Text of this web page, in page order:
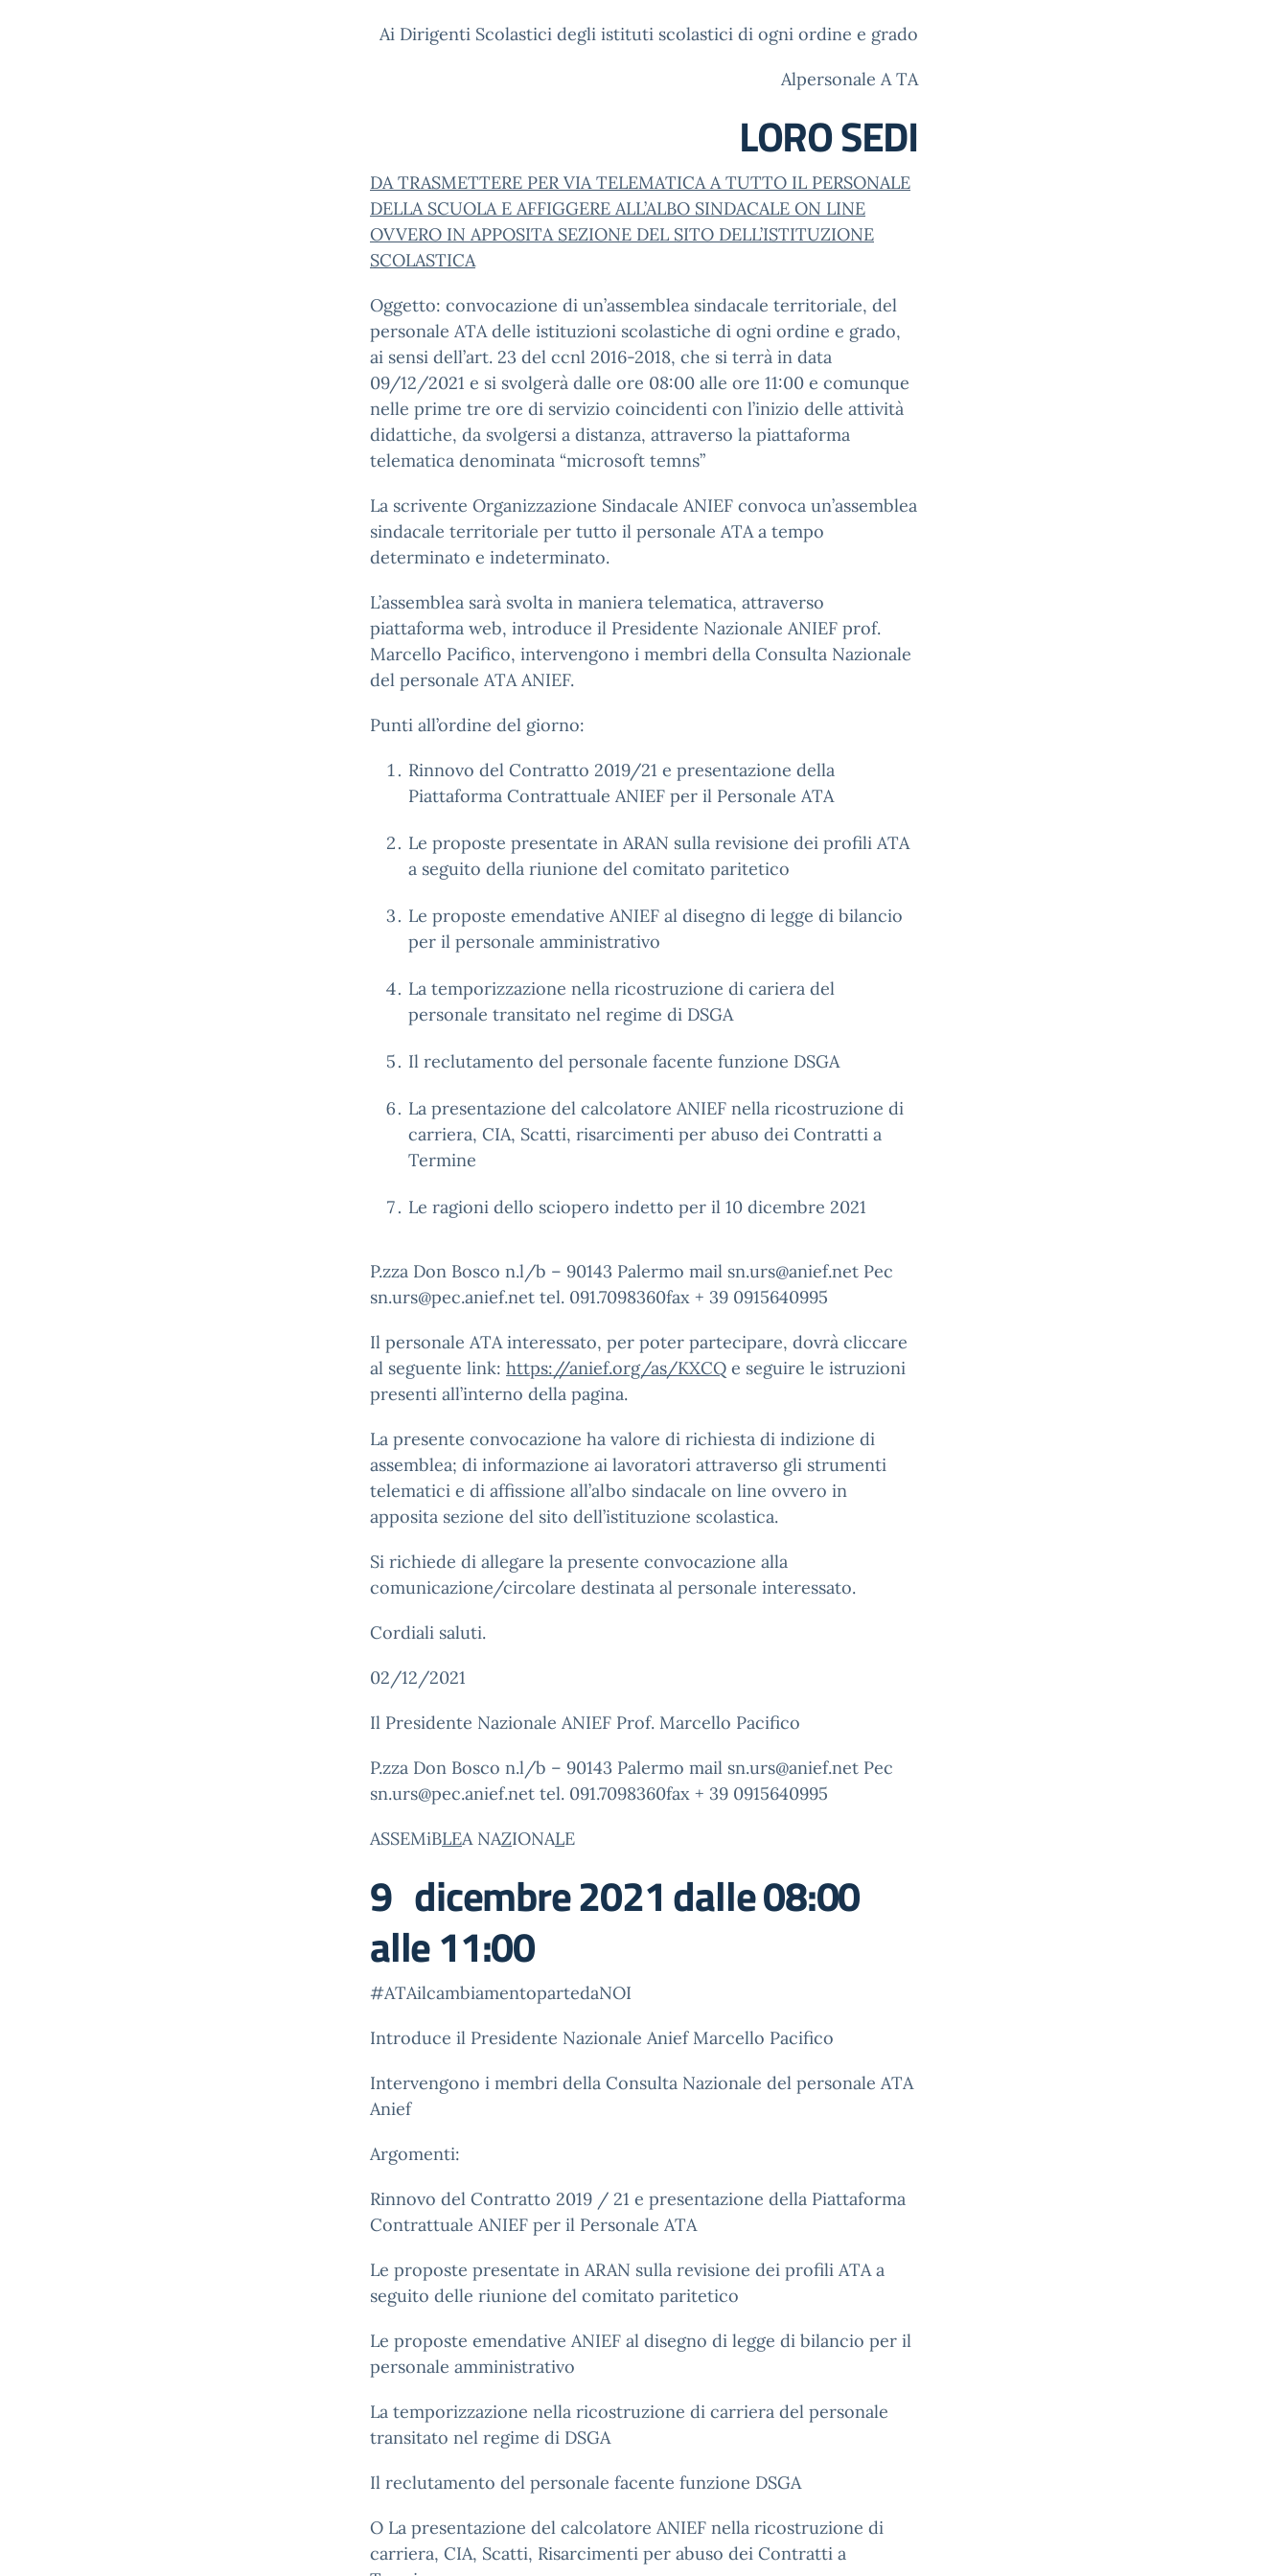
Ai Dirigenti Scolastici degli istituti scolastici di ogni ordine e grado
Alpersonale A TA
LORO SEDI
DA TRASMETTERE PER VIA TELEMATICA A TUTTO IL PERSONALE
DELLA SCUOLA E AFFIGGERE ALL’ALBO SINDACALE ON LINE
OVVERO IN APPOSITA SEZIONE DEL SITO DELL’ISTITUZIONE
SCOLASTICA
Oggetto: convocazione di un’assemblea sindacale territoriale, del
personale ATA delle istituzioni scolastiche di ogni ordine e grado,
ai sensi dell’art. 23 del ccnl 2016-2018, che si terrà in data
09/12/2021 e si svolgerà dalle ore 08:00 alle ore 11:00 e comunque
nelle prime tre ore di servizio coincidenti con l’inizio delle attività
didattiche, da svolgersi a distanza, attraverso la piattaforma
telematica denominata “microsoft temns”
La scrivente Organizzazione Sindacale ANIEF convoca un’assemblea
sindacale territoriale per tutto il personale ATA a tempo
determinato e indeterminato.
L’assemblea sarà svolta in maniera telematica, attraverso
piattaforma web, introduce il Presidente Nazionale ANIEF prof.
Marcello Pacifico, intervengono i membri della Consulta Nazionale
del personale ATA ANIEF.
Punti all’ordine del giorno:
Rinnovo del Contratto 2019/21 e presentazione della
Piattaforma Contrattuale ANIEF per il Personale ATA
Le proposte presentate in ARAN sulla revisione dei profili ATA
a seguito della riunione del comitato paritetico
Le proposte emendative ANIEF al disegno di legge di bilancio
per il personale amministrativo
La temporizzazione nella ricostruzione di cariera del
personale transitato nel regime di DSGA
Il reclutamento del personale facente funzione DSGA
La presentazione del calcolatore ANIEF nella ricostruzione di
carriera, CIA, Scatti, risarcimenti per abuso dei Contratti a
Termine
Le ragioni dello sciopero indetto per il 10 dicembre 2021
P.zza Don Bosco n.l/b – 90143 Palermo mail sn.urs@anief.net Pec
sn.urs@pec.anief.net tel. 091.7098360fax + 39 0915640995
Il personale ATA interessato, per poter partecipare, dovrà cliccare
al seguente link: https://anief.org/as/KXCQ e seguire le istruzioni
presenti all’interno della pagina.
La presente convocazione ha valore di richiesta di indizione di
assemblea; di informazione ai lavoratori attraverso gli strumenti
telematici e di affissione all’albo sindacale on line ovvero in
apposita sezione del sito dell’istituzione scolastica.
Si richiede di allegare la presente convocazione alla
comunicazione/circolare destinata al personale interessato.
Cordiali saluti.
02/12/2021
Il Presidente Nazionale ANIEF Prof. Marcello Pacifico
P.zza Don Bosco n.l/b – 90143 Palermo mail sn.urs@anief.net Pec
sn.urs@pec.anief.net tel. 091.7098360fax + 39 0915640995
ASSEMiBLEA NAZIONALE
9 dicembre 2021 dalle 08:00
alle 11:00
#ATAilcambiamentopartedaNOI
Introduce il Presidente Nazionale Anief Marcello Pacifico
Intervengono i membri della Consulta Nazionale del personale ATA
Anief
Argomenti:
Rinnovo del Contratto 2019 / 21 e presentazione della Piattaforma
Contrattuale ANIEF per il Personale ATA
Le proposte presentate in ARAN sulla revisione dei profili ATA a
seguito delle riunione del comitato paritetico
Le proposte emendative ANIEF al disegno di legge di bilancio per il
personale amministrativo
La temporizzazione nella ricostruzione di carriera del personale
transitato nel regime di DSGA
Il reclutamento del personale facente funzione DSGA
O La presentazione del calcolatore ANIEF nella ricostruzione di
carriera, CIA, Scatti, Risarcimenti per abuso dei Contratti a